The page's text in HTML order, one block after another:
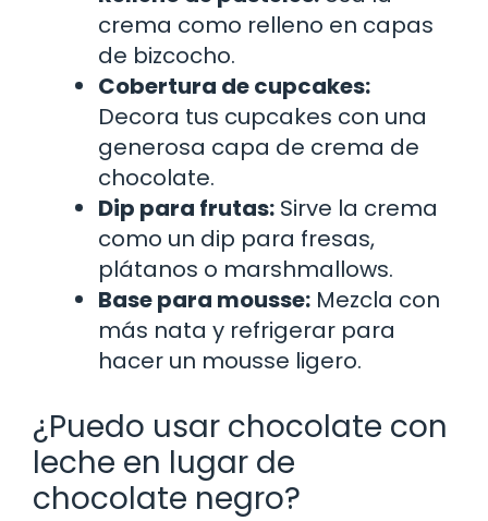
crema como relleno en capas
de bizcocho.
Cobertura de cupcakes:
Decora tus cupcakes con una
generosa capa de crema de
chocolate.
Dip para frutas: Sirve la crema
como un dip para fresas,
plátanos o marshmallows.
Base para mousse: Mezcla con
más nata y refrigerar para
hacer un mousse ligero.
¿Puedo usar chocolate con
leche en lugar de
chocolate negro?